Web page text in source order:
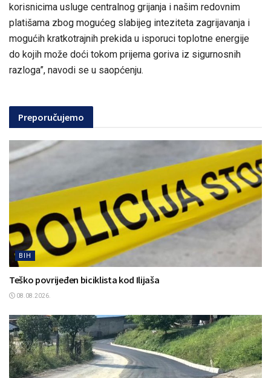
korisnicima usluge centralnog grijanja i našim redovnim
platišama zbog mogućeg slabijeg inteziteta zagrijavanja i
mogućih kratkotrajnih prekida u isporuci toplotne energije
do kojih može doći tokom prijema goriva iz sigurnosnih
razloga”, navodi se u saopćenju.
Preporučujemo
BIH
Teško povrijeđen biciklista kod Ilijaša
08.08.2026.